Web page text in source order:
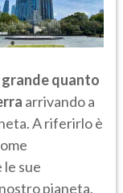
quanto
arrivando a
A riferirlo è
le sue
pianeta.